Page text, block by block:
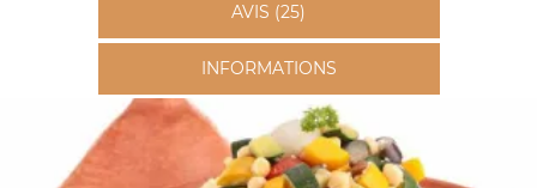
AVIS (25)
INFORMATIONS